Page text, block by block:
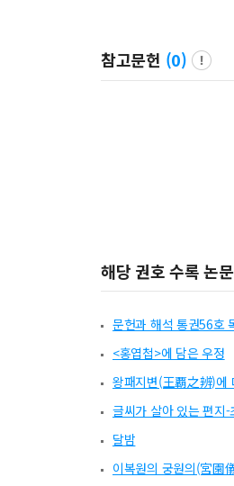
참고문헌 (0)
해당 권호 수록 논문
문헌과 해석 통권56호
<홍엽첩>에 담은 우정
왕패지변(王覇之辨)에
글씨가 살아 있는 편지
달밤
이복원의 궁원의(宮園